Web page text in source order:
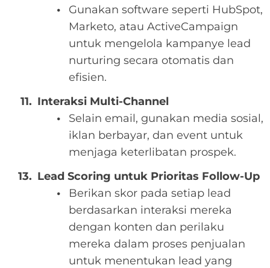
Gunakan software seperti HubSpot,
Marketo, atau ActiveCampaign
untuk mengelola kampanye lead
nurturing secara otomatis dan
efisien.
Interaksi Multi-Channel
Selain email, gunakan media sosial,
iklan berbayar, dan event untuk
menjaga keterlibatan prospek.
Lead Scoring untuk Prioritas Follow-Up
Berikan skor pada setiap lead
berdasarkan interaksi mereka
dengan konten dan perilaku
mereka dalam proses penjualan
untuk menentukan lead yang